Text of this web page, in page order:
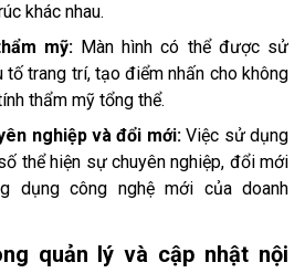
khác nhau.
mỹ: Màn hình có thể được sử
tố trang trí, tạo điểm nhấn cho không
thẩm mỹ tổng thể.
nghiệp và đổi mới:Việc sử dụng
thể hiện sự chuyên nghiệp, đổi mới
dụng công nghệ mới của doanh
quản lý và cập nhật nội